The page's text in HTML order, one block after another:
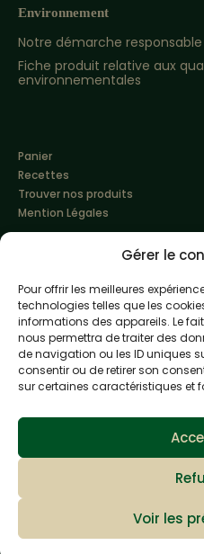
Gérer le
Pour offrir les meilleures
technologies telles que les
informations des appareils. Le
nous permettra de traiter des
de navigation ou les ID uniques
consentir ou de retirer son
sur certaines caractéristiques et
Voir les
Environnement
Notre démarche responsable
Fiche produit relative aux
environnementales
Made with
Panier
Recettes
Trouver nos produits
Mention Légales
consommer